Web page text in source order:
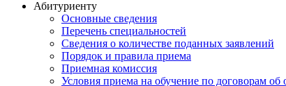
Абитуриенту
Основные сведения
Перечень специальностей
Cведения о количестве поданных заявлений
Порядок и правила приема
Приемная комиссия
Условия приема на обучение по договорам об